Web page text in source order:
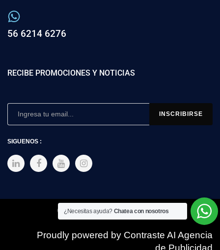
56 6214 6276
RECIBE PROMOCIONES Y NOTICIAS
SIGUENOS :
Copyright © 2025 SIMEX
Proudly powered by Contraste AI Agencia
de Publicidad
¿Necesitas ayuda? Chatea con nosotros